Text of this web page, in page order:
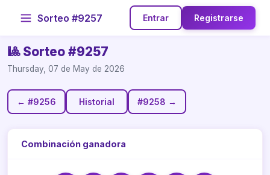
Sorteo #9257 Entrar Registrarse
🎱 Sorteo #9257
Thursday, 07 de May de 2026
← #9256 Historial #9258 →
Combinación ganadora